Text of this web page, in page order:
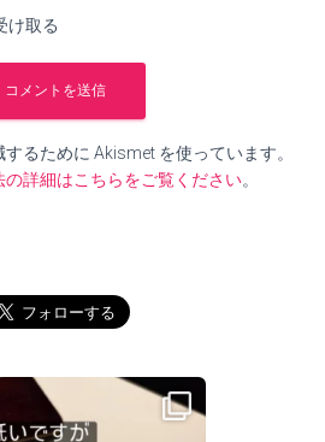
け取る
るために Akismet を使っています。
詳細はこちらをご覧ください。